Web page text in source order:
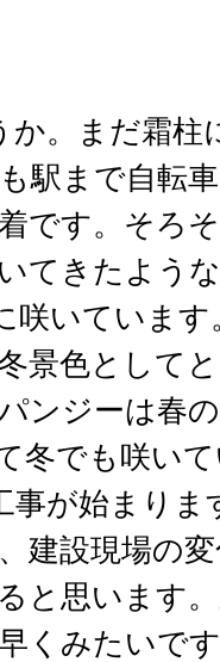
か。まだ霜柱
駅まで自転
です。そろ
てきたよう
咲いていま
景色として
ンジーは春
冬でも咲い
事が始まりま
建設現場の
と思います
くみたいで